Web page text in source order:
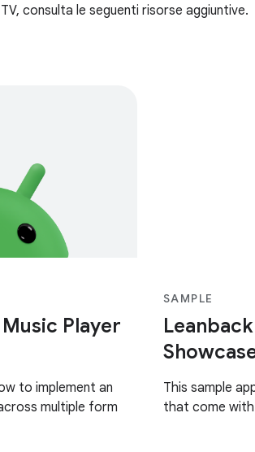
consulta le seguenti risorse aggiuntive.
Player
to implement an
multiple form
SAMPLE
This sample
that come with